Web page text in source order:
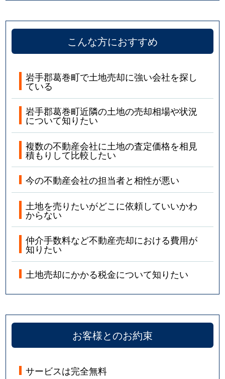
こんな方におすすめ
岩手郡葛巻町で土地売却に強い会社を探し
ている
岩手郡葛巻町近隣の土地の売却相場や状況
について知りたい
複数の不動産会社に土地の査定価格を相見
積もりして比較したい
今の不動産会社の担当者と相性が悪い
土地を売りたいがどこに依頼していいかわ
からない
仲介手数料など不動産売却における費用が
知りたい
土地売却にかかる税金について知りたい
お客様とのお約束
サービスは完全無料